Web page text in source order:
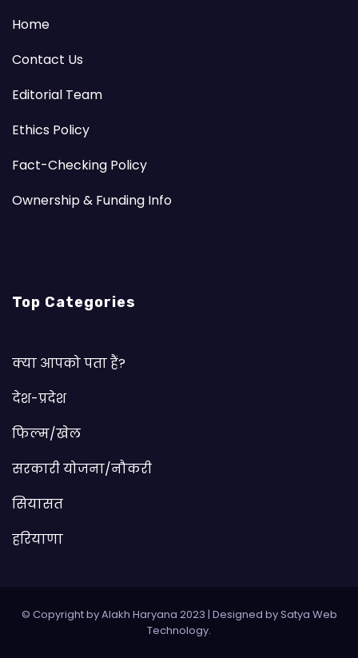
Home
Contact Us
Editorial Team
Ethics Policy
Fact-Checking Policy
Ownership & Funding Info
Top Categories
क्या आपको पता हैं?
देश-प्रदेश
फिल्म/खेल
सरकारी योजना/नौकरी
सियासत
हरियाणा
© Copyright by Alakh Haryana 2023 | Designed bySatya Web
Technology.